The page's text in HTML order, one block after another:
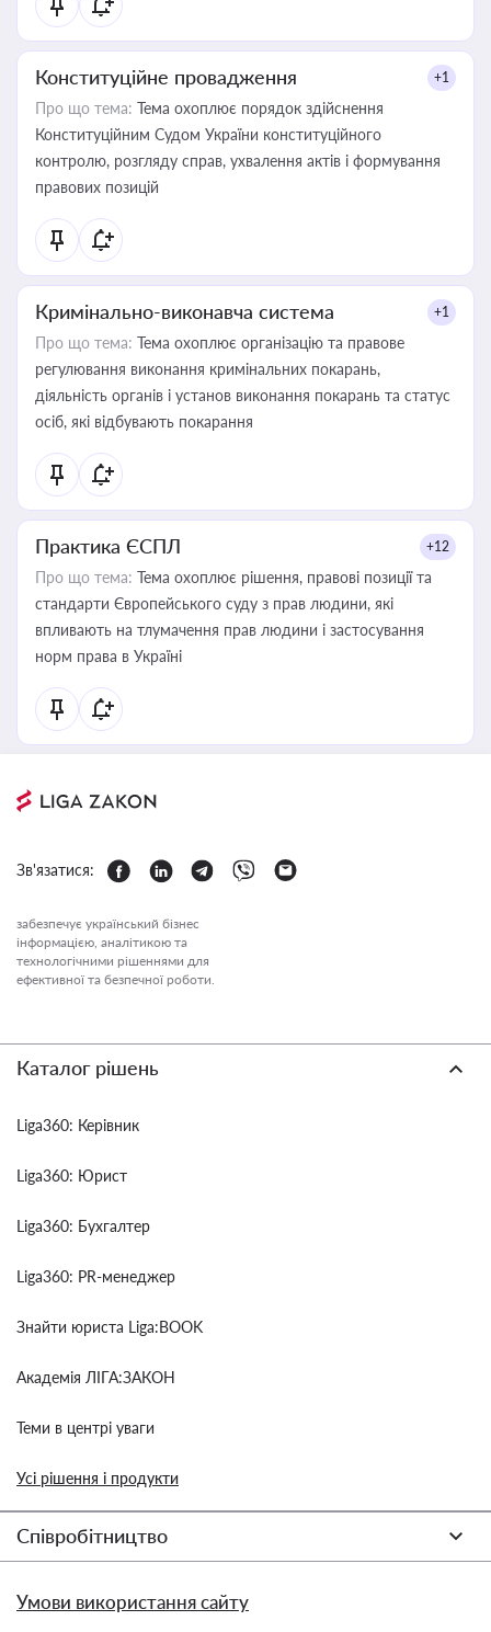
Конституційне провадження +1
Про що тема: Тема охоплює порядок здійснення
Конституційним Судом України конституційного
контролю, розгляду справ, ухвалення актів і формування
правових позицій
Кримінально-виконавча система +1
Про що тема: Тема охоплює організацію та правове
регулювання виконання кримінальних покарань,
діяльність органів і установ виконання покарань та статус
осіб, які відбувають покарання
Практика ЄСПЛ +12
Про що тема: Тема охоплює рішення, правові позиції та
стандарти Європейського суду з прав людини, які
впливають на тлумачення прав людини і застосування
норм права в Україні
Зв'язатися:
забезпечує український бізнес
інформацією, аналітикою та
технологічними рішеннями для
ефективної та безпечної роботи.
Каталог рішень
Liga360: Керівник
Liga360: Юрист
Liga360: Бухгалтер
Liga360: PR-менеджер
Знайти юриста Liga:BOOK
Академія ЛІГА:ЗАКОН
Теми в центрі уваги
Усі рішення і продукти
Співробітництво
Умови використання сайту